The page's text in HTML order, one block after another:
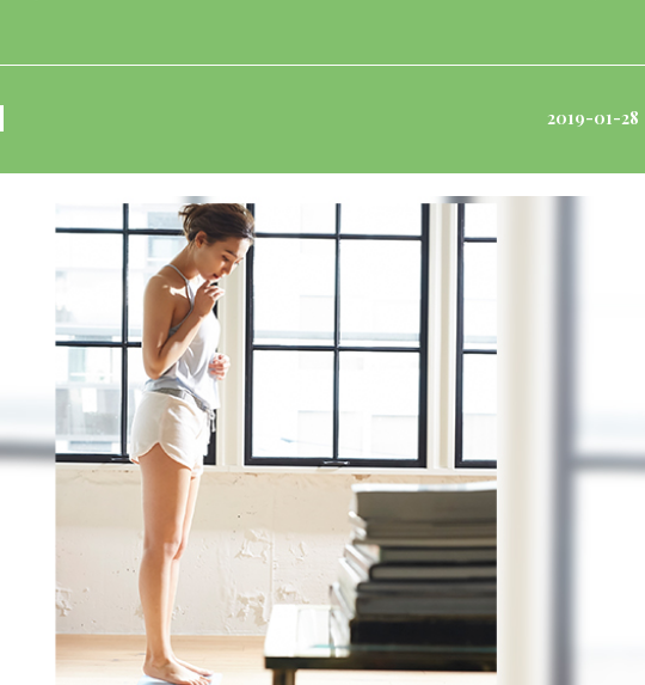
2019-01-28